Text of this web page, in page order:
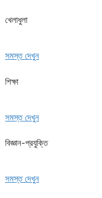
খেলাধুলা
সমস্ত দেখুন
শিক্ষা
সমস্ত দেখুন
বিজ্ঞান-প্রযুক্তি
সমস্ত দেখুন